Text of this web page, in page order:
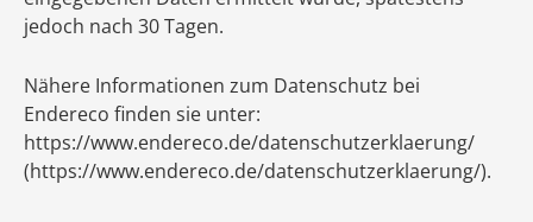
jedoch nach 30 Tagen.
Nähere Informationen zum Datenschutz bei
Endereco finden sie unter:
https://www.endereco.de/datenschutzerklaerung/
(https://www.endereco.de/datenschutzerklaerung/).